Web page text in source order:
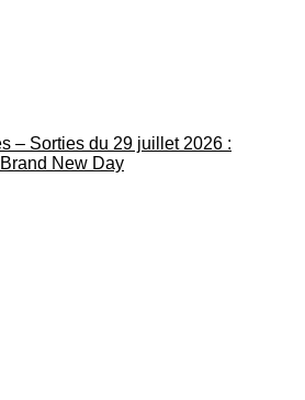
– Sorties du 29 juillet 2026 :
New Day